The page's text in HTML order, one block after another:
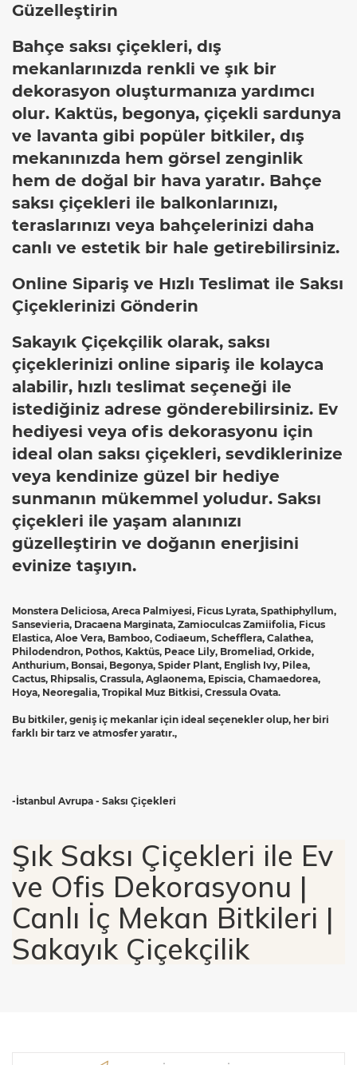
Güzelleştirin
Bahçe saksı çiçekleri, dış
mekanlarınızda renkli ve şık bir
dekorasyon oluşturmanıza yardımcı
olur. Kaktüs, begonya, çiçekli sardunya
ve lavanta gibi popüler bitkiler, dış
mekanınızda hem görsel zenginlik
hem de doğal bir hava yaratır. Bahçe
saksı çiçekleri ile balkonlarınızı,
teraslarınızı veya bahçelerinizi daha
canlı ve estetik bir hale getirebilirsiniz.
Online Sipariş ve Hızlı Teslimat ile Saksı
Çiçeklerinizi Gönderin
Sakayık Çiçekçilik olarak, saksı
çiçeklerinizi online sipariş ile kolayca
alabilir, hızlı teslimat seçeneği ile
istediğiniz adrese gönderebilirsiniz. Ev
hediyesi veya ofis dekorasyonu için
ideal olan saksı çiçekleri, sevdiklerinize
veya kendinize güzel bir hediye
sunmanın mükemmel yoludur. Saksı
çiçekleri ile yaşam alanınızı
güzelleştirin ve doğanın enerjisini
evinize taşıyın.
Monstera Deliciosa, Areca Palmiyesi, Ficus Lyrata, Spathiphyllum,
Sansevieria, Dracaena Marginata, Zamioculcas Zamiifolia, Ficus
Elastica, Aloe Vera, Bamboo, Codiaeum, Schefflera, Calathea,
Philodendron, Pothos, Kaktüs, Peace Lily, Bromeliad, Orkide,
Anthurium, Bonsai, Begonya, Spider Plant, English Ivy, Pilea,
Cactus, Rhipsalis, Crassula, Aglaonema, Episcia, Chamaedorea,
Hoya, Neoregalia, Tropikal Muz Bitkisi, Cressula Ovata.
Bu bitkiler, geniş iç mekanlar için ideal seçenekler olup, her biri
farklı bir tarz ve atmosfer yaratır.,
-İstanbul Avrupa - Saksı Çiçekleri
Şık Saksı Çiçekleri ile Ev
ve Ofis Dekorasyonu |
Canlı İç Mekan Bitkileri |
Sakayık Çiçekçilik